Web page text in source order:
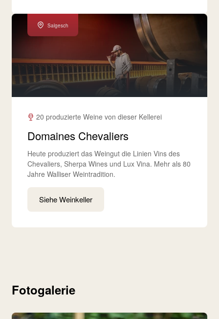
Salgesch
20 produzierte Weine von dieser Kellerei
Domaines Chevaliers
Heute produziert das Weingut die Linien Vins des
Chevaliers, Sherpa Wines und Lux Vina. Mehr als 80
Jahre Walliser Weintradition.
Siehe Weinkeller
Fotogalerie